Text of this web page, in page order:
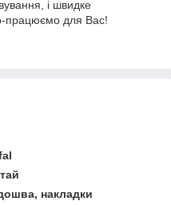
і швидке
працюємо для Вас!
накладки